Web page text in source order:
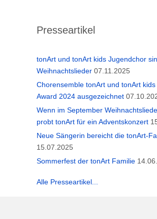
Presseartikel
tonArt und tonArt kids Jugendchor
Weihnachtslieder 07.11.2025
Chorensemble tonArt und tonArt
Award 2024 ausgezeichnet
Wenn im September
probt tonArt für ein Adventskonzert
Neue Sängerin bereicht die tonArt-
15.07.2025
Sommerfest der tonArt Familie
Alle Presseartikel...